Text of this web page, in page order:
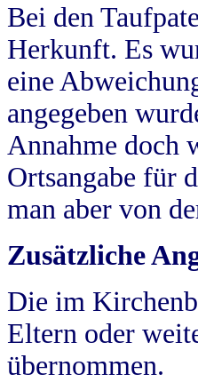
Bei den
Herkunft. Es
eine
angegeben
Annahme doch
Ortsangabe für
man aber von
Zusätzliche
Die im
Eltern oder
übernommen.